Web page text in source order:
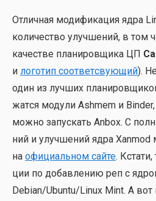
Отлич­ная моди­фи­ка­ция ядра
коли­че­ство улуч­ше­ний, в том
каче­стве пла­ни­ров­щи­ка ЦП
и лого­тип соот­вет­сву­ю­щий).
один из луч­ших
жат­ся моду­ли Ashmem и
мож­но запус­кать Anbox. С
ний и улуч­ше­ний ядра
на офи­ци­аль­ном сай­те.
ции по добав­ле­нию реп с
Debian/Ubuntu/Linux Mint. А вот